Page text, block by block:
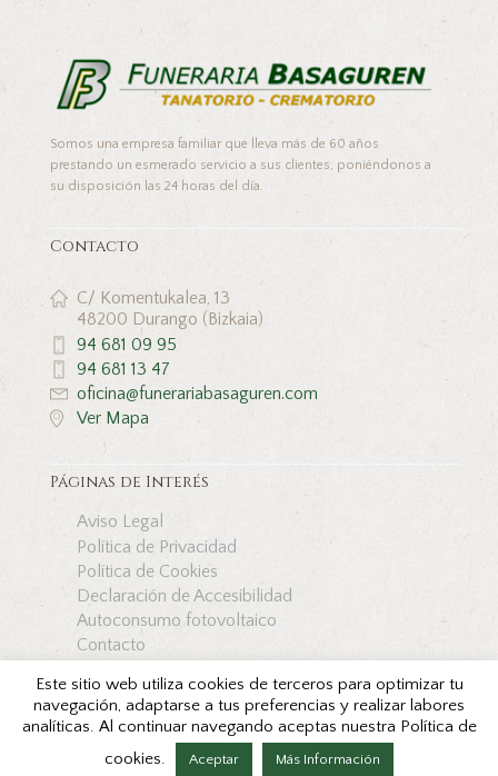
Somos una empresa familiar que lleva más de 60 años
prestando un esmerado servicio a sus clientes, poniéndonos a
su disposición las 24 horas del día.
Contacto
C/ Komentukalea, 13
48200 Durango (Bizkaia)
94 681 09 95
94 681 13 47
oficina@funerariabasaguren.com
Ver Mapa
Páginas de Interés
Aviso Legal
Política de Privacidad
Política de Cookies
Declaración de Accesibilidad
Autoconsumo fotovoltaico
Contacto
Copyright © Funeraria Basaguren 2026. Todos los
derechos reservados by
Este sitio web utiliza cookies de terceros para optimizar tu
navegación, adaptarse a tus preferencias y realizar labores
analíticas. Al continuar navegando aceptas nuestra Política de
cookies.
Aceptar Más Información